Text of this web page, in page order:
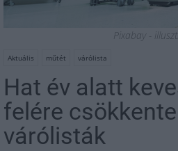
Pixabay -
Aktuális műtét várólista
Hat év alatt
felére
várólisták